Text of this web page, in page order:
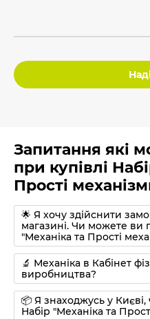
Запитання які
при купівлі
Прості
🌟 Я хочу здійснити
магазині. Чи можете ви
"Механіка та Прості
🔬 Механіка в Кабінет
виробництва?
📦 Я знаходжусь у
Набір "Механіка та